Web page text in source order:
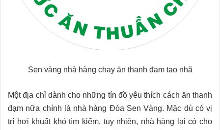
Sen vàng nhà hàng chay ăn thanh đạm tao nhã
Một địa chỉ dành cho những tín đồ yêu thích cách ăn thanh
đạm nữa chính là nhà hàng Đóa Sen Vàng. Mặc dù có vị
trí hơi khuất khó tìm kiếm, tuy nhiên, nhà hàng lại có cho